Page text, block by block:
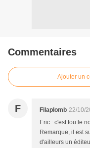
Commentaires
Ajouter un
F Filaplomb 22/10/
Eric : c'est fou le
Remarque, il est
d'ailleurs un